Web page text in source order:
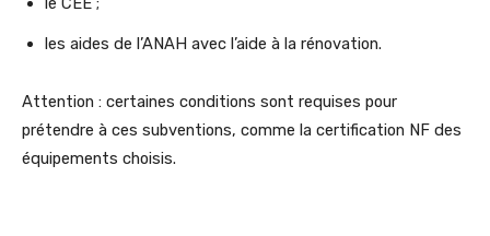
les aides de l’ANAH avec l’aide à la rénovation.
Attention : certaines conditions sont requises pour
prétendre à ces subventions, comme la certification NF des
équipements choisis.